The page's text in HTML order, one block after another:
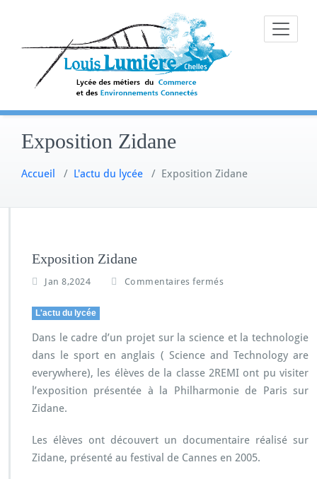
content
Exposition Zidane
Accueil / L'actu du lycée / Exposition Zidane
Exposition Zidane
Jan 8,2024 Commentaires fermés
x
p
o
s
i
o
Z
L'actu du lycée
Dans le cadre d’un projet sur la science et la technologie
dans le sport en anglais ( Science and Technology are
everywhere), les élèves de la classe 2REMI ont pu visiter
l’exposition présentée à la Philharmonie de Paris sur
Zidane.
Les élèves ont découvert un documentaire réalisé sur
Zidane, présenté au festival de Cannes en 2005.